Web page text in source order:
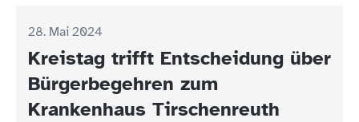
28. Mai 2024
Kreistag trifft Entscheidung über
Bürgerbegehren zum
Krankenhaus Tirschenreuth